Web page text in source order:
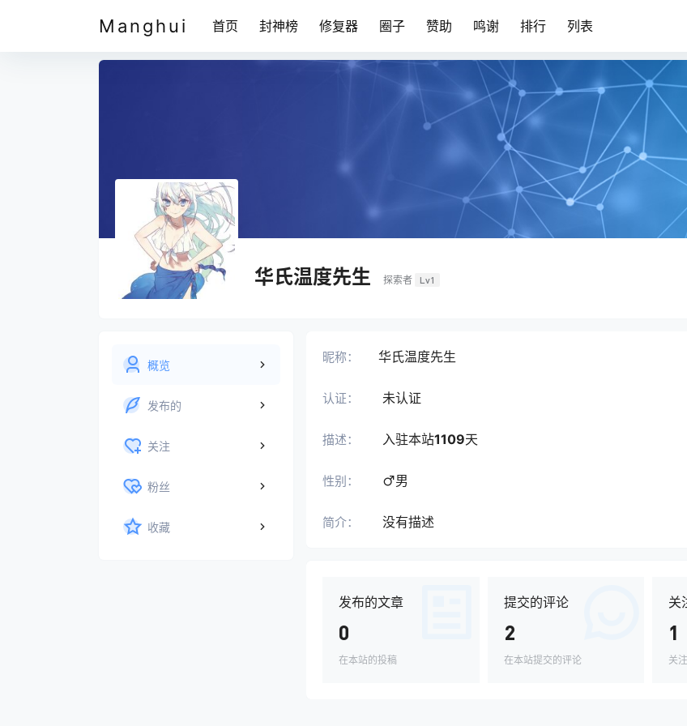
Manghui 首页 封神榜 修复器 圈子 赞助 鸣谢 排行 列表
华氏温度先生 探索者 Lv1
概览
发布的
关注
粉丝
收藏
昵称： 华氏温度先生
认证： 未认证
描述： 入驻本站1109天
性别： 男
简介： 没有描述
发布的文章
0
在本站的投稿
提交的评论
2
在本站提交的评论
关
1
关